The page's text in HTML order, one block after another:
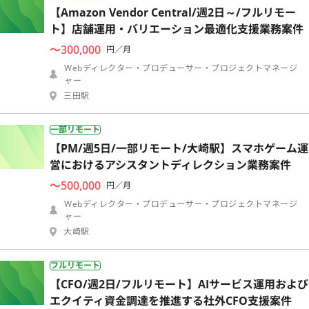
【Amazon Vendor Central/週2日～/フルリモー
ト】店舗運用・バリエーション最適化支援業務案件
〜300,000 円／月
Webディレクター・プロデューサー・プロジェクトマネージ
ャー
三田駅
一部リモート
【PM/週5日/一部リモート/大崎駅】スマホゲーム運
営におけるアシスタントディレクション業務案件
〜500,000 円／月
Webディレクター・プロデューサー・プロジェクトマネージ
ャー
大崎駅
フルリモート
【CFO/週2日/フルリモート】AIサービス運用および
エクイティ資金調達を推進する社外CFO支援案件